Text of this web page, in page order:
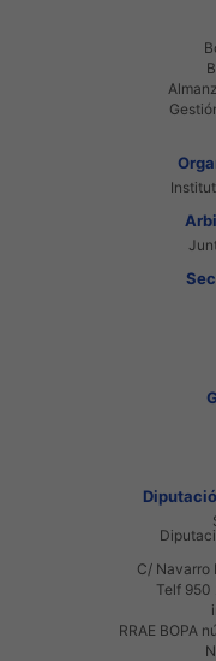
C/ Navarro
Telf 950
RRAE BOPA